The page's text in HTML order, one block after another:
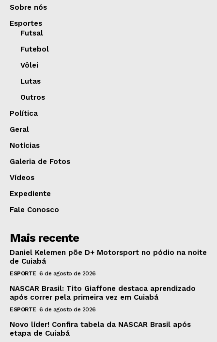
Sobre nós
Esportes
Futsal
Futebol
Vôlei
Lutas
Outros
Política
Geral
Notícias
Galeria de Fotos
Vídeos
Expediente
Fale Conosco
Mais recente
Daniel Kelemen põe D+ Motorsport no pódio na noite
de Cuiabá
ESPORTE 6 de agosto de 2026
NASCAR Brasil: Tito Giaffone destaca aprendizado
após correr pela primeira vez em Cuiabá
ESPORTE 6 de agosto de 2026
Novo líder! Confira tabela da NASCAR Brasil após
etapa de Cuiabá